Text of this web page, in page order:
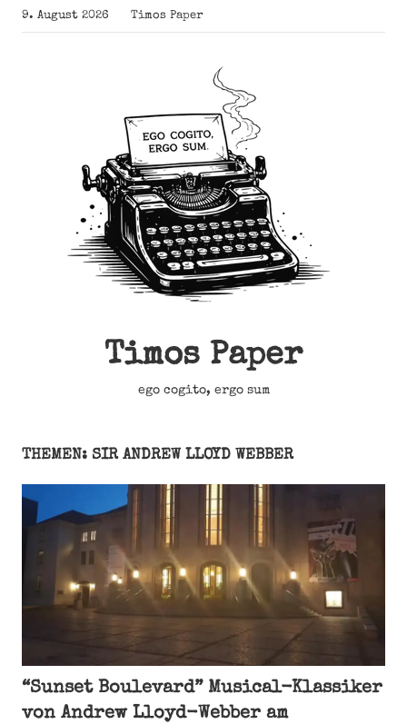
Zum
Inhalt
9. August 2026 Timos Paper
Timos Paper
ego cogito, ergo sum
THEMEN: SIR ANDREW LLOYD WEBBER
“Sunset Boulevard” Musical-Klassiker
von Andrew Lloyd-Webber am